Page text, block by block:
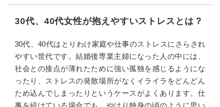
30代、40代女性が抱えやすいストレスとは？
30代、40代はとりわけ家庭や仕事のストレスにさらされ
やすい世代です。結婚後専業主婦になった人の中には、
社会との接点が薄れたために強い孤独を感じるようにな
ったり、ストレスの発散場所がなくイライラをどんどん
ため込んでしまったりというケースがよくあります。仕
事を続けている場合でも、やはり独身の頃のように思い